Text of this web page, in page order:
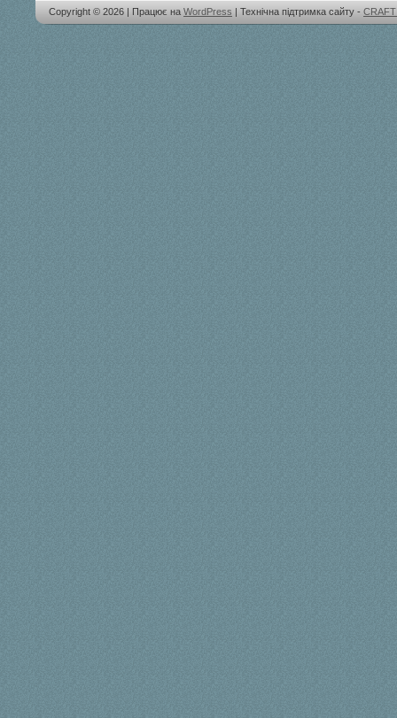
Copyright © 2026 | Працює на WordPress | Технічна підтримка сайту -